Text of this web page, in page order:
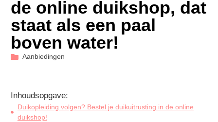
de online duikshop, dat
staat als een paal
boven water!
Aanbiedingen
Inhoudsopgave:
Duikopleiding volgen? Bestel je duikuitrusting in de online
duikshop!